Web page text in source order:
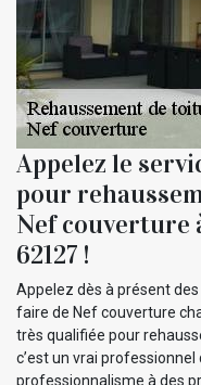
Appelez le
pour
Nef couverture
62127 !
Appelez dès à présent
faire de Nef couverture
très qualifiée pour
c’est un vrai
professionnalisme à des